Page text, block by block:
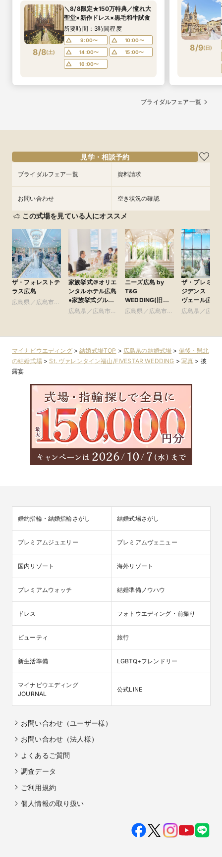
8/8(土)
＼8/8限定★150万特典／憧れ大
聖堂×新作ドレス×黒毛和牛試食
所要時間：3時間程度
9:00〜
10:00〜
14:00〜
15:00〜
16:00〜
8/9(日)
ブライダルフェア一覧
見学・相談予約
ブライダルフェア一覧 資料請求
お問い合わせ 空き状況の確認
この式場を見ている人にオススメ
ザ・フォレストテ
ラス広島
広島県／広島市・
家族挙式＠オリエ
ンタルホテル広島
●家族挙式グルー
プ
広島県／広島市・
ニーズ広島 by
T&G
WEDDING(旧
アーククラブ迎賓
広島県／広島市・
ザ・プレミア
ジデンス ラ
ヴェール広島
広島県／広島
マイナビウエディング>結婚式場TOP > 広島県の結婚式場 > 備後・県北
の結婚式場> St. ヴァレンタイン福山/FIVESTAR WEDDING > 写真 > 披
露宴
婚約指輪・結婚指輪さがし 結婚式場さがし
プレミアムジュエリー プレミアムヴェニュー
国内リゾート 海外リゾート
プレミアムウォッチ 結婚準備ノウハウ
ドレス フォトウエディング・前撮り
ビューティ 旅行
新生活準備 LGBTQ+フレンドリー
マイナビウエディング
JOURNAL
公式LINE
お問い合わせ（ユーザー様）
お問い合わせ（法人様）
よくあるご質問
調査データ
ご利用規約
個人情報の取り扱い